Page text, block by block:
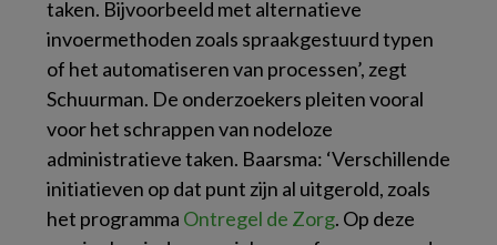
taken. Bijvoorbeeld met alternatieve
invoermethoden zoals spraakgestuurd typen
of het automatiseren van processen’, zegt
Schuurman. De onderzoekers pleiten vooral
voor het schrappen van nodeloze
administratieve taken. Baarsma: ‘Verschillende
initiatieven op dat punt zijn al uitgerold, zoals
het programma Ontregel de Zorg. Op deze